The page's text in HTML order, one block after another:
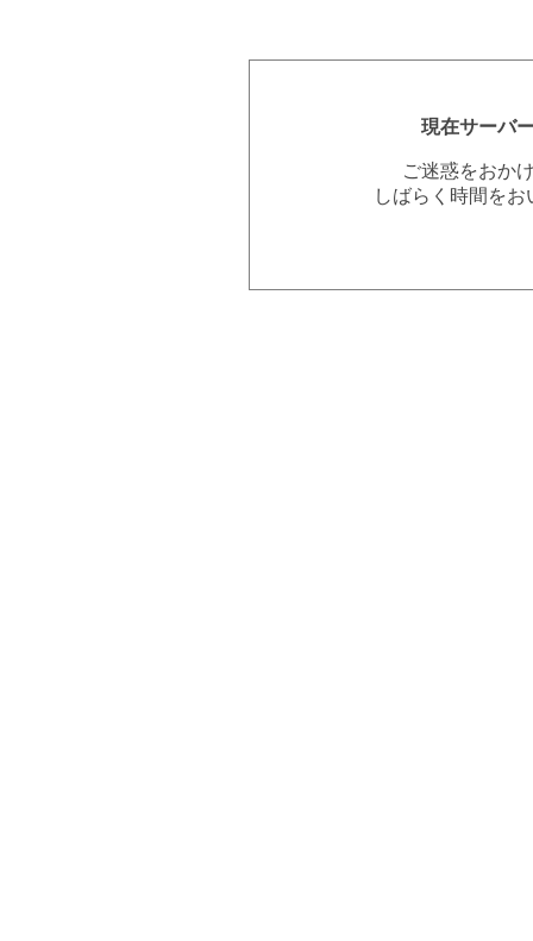
現在サーバ
ご迷惑をおか
しばらく時間を